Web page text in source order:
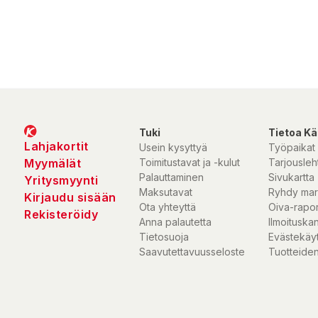
Lahjakortit
Myymälät
Yritysmyynti
Kirjaudu sisään
Rekisteröidy
Tuki
Usein kysyttyä
Toimitustavat ja -kulut
Palauttaminen
Maksutavat
Ota yhteyttä
Anna palautetta
Tietosuoja
Saavutettavuusseloste
Tietoa
Työpaikat
Sivukartta
Ryhdy
Oiva-